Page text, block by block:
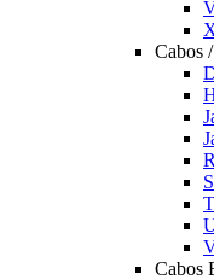
Cabos
Cabos